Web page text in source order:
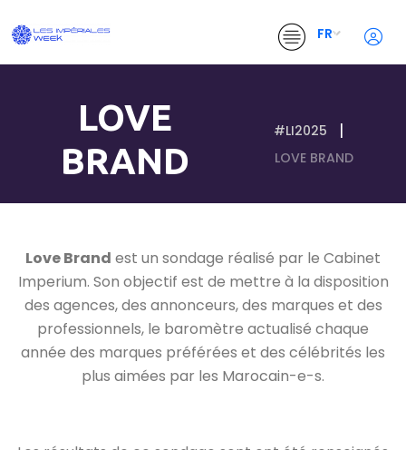
FR
LOVE
BRAND
#LI2025
LOVE BRAND
Love Brand est un sondage réalisé par le Cabinet
Imperium. Son objectif est de mettre à la disposition
des agences, des annonceurs, des marques et des
professionnels, le baromètre actualisé chaque
année des marques préférées et des célébrités les
plus aimées par les Marocain-e-s.